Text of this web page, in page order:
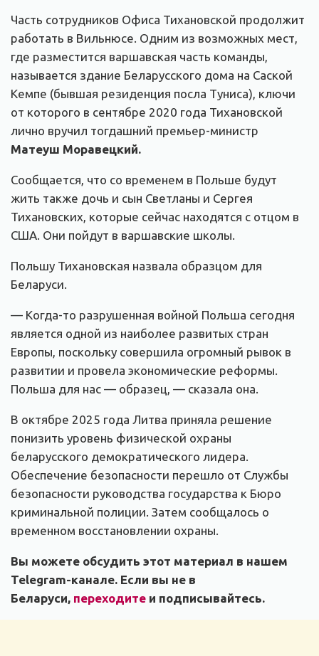
Часть сотрудников Офиса Тихановской продолжит
работать в Вильнюсе. Одним из возможных мест,
где разместится варшавская часть команды,
называется здание Беларусского дома на Саской
Кемпе (бывшая резиденция посла Туниса), ключи
от которого в сентябре 2020 года Тихановской
лично вручил тогдашний премьер-министр
Матеуш Моравецкий.
Сообщается, что со временем в Польше будут
жить также дочь и сын Светланы и Сергея
Тихановских, которые сейчас находятся с отцом в
США. Они пойдут в варшавские школы.
Польшу Тихановская назвала образцом для
Беларуси.
— Когда-то разрушенная войной Польша сегодня
является одной из наиболее развитых стран
Европы, поскольку совершила огромный рывок в
развитии и провела экономические реформы.
Польша для нас — образец, — сказала она.
В октябре 2025 года Литва приняла решение
понизить уровень физической охраны
беларусского демократического лидера.
Обеспечение безопасности перешло от Службы
безопасности руководства государства к Бюро
криминальной полиции. Затем сообщалось о
временном восстановлении охраны.
Вы можете обсудить этот материал в нашем
Telegram-канале. Если вы не в
Беларуси, переходите и подписывайтесь.